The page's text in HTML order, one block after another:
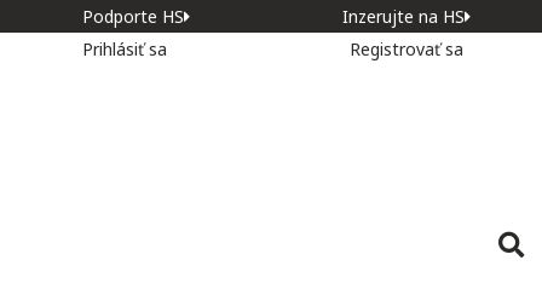
Podporte HS
Inzerujte na HS
Prihlásiť sa
Registrovať sa